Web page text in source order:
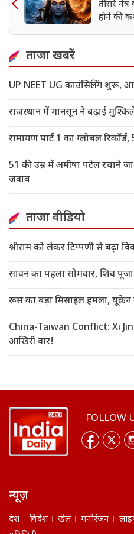
तीसरे
होने की
ताजा खबरें
UP NEET UG काउंसिलिंग शुरू,
राजस्थान में मानसून ने बढ़ाई
रामायण पार्ट 1 का ग्लोबल
51 की उम्र में अमीषा पटेल रचाने
जवाब
ताजा वीडियो
श्रीराम को लेकर टिप्पणी से बढ़ा
सावन का पहला सोमवार, शिव
रूस का बड़ा मिसाइल हमला, यूक्रेन
China-Taiwan Conflict: Xi
आखिरी वार!
FOLLOW
न्यूज़
देश विदेश खेल मनोरंजन